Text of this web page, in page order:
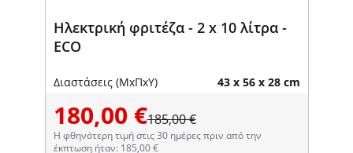
Ηλεκτρική φριτέζα - 2 x 10 λίτρα -
ECO
Διαστάσεις (ΜxΠxΥ) 43 x 56 x 28 cm
180,00 €185,00 €
Η φθηνότερη τιμή στις 30 ημέρες πριν από την
έκπτωση ήταν: 185,00 €